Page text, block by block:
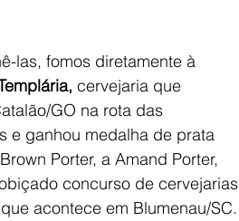
las, fomos diretamente à
cervejaria que
GO na rota das
e ganhou medalha de prata
Porter, a Amand Porter,
concurso de cervejarias
acontece em Blumenau/SC.